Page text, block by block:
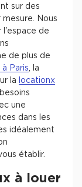
sur des
Nous
l'espace de
de plus de
Paris, la
la
locationx
une
dans les
idéalement
établir.
à louer